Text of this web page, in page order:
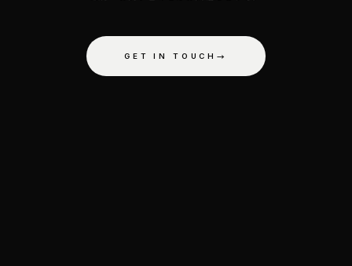
GET IN TOUCH→